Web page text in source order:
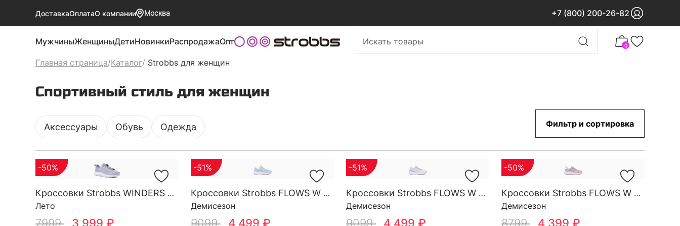
ДоставкаОплатаО компании Москва +7 (800) 200-26-82
МужчиныЖенщиныДетиНовинкиРаспродажаОпт 0
Главная страница/Каталог/ Strobbs для женщин
Спортивный стиль для женщин
Аксессуары Обувь Одежда Фильтр и сортировка
Кроссовки Strobbs WINDERS W 7732-4
Лето
-50%
7999 3 999 ₽
Кроссовки Strobbs FLOWS W 7743-5
Демисезон
-51%
9099 4 499 ₽
Кроссовки Strobbs FLOWS W 7743-16
Демисезон
-51%
9099 4 499 ₽
Кроссовки Strobbs FLOWS W 7723-9
Демисезон
-50%
8799 4 399 ₽